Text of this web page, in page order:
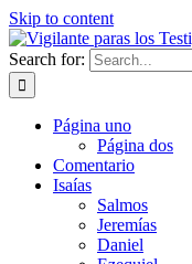
Skip to content
Search for:
Página uno
Página dos
Comentario
Isaías
Salmos
Jeremías
Daniel